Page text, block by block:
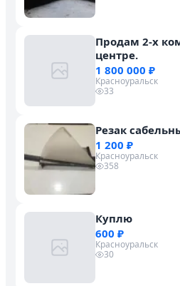
Личный кабинет
Продам 2-х
центре.
1 800 000 ₽
Красноуральск
33
Резак
1 200 ₽
Красноуральск
358
Куплю
600 ₽
Красноуральск
30